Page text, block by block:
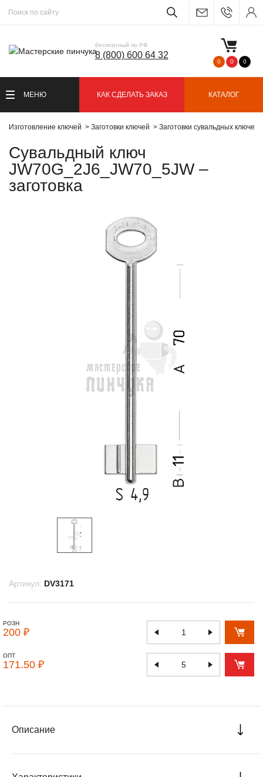
бесплатный по РФ
8 (800) 600 64 32
0 0 0
МЕНЮ КАК СДЕЛАТЬ ЗАКАЗ КАТАЛОГ
Изготовление ключей Заготовки ключей Заготовки сувальдных ключей
Сувальдный ключ
JW70G_2J6_JW70_5JW –
заготовка
Артикул: DV3171
РОЗН
200 ₽
ОПТ
171.50 ₽
Описание